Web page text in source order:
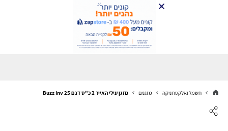
חשמל ואלקטרוניקה מזגנים מזגן עילי האייר 2 כ"ס דגם Buzz Inv 25